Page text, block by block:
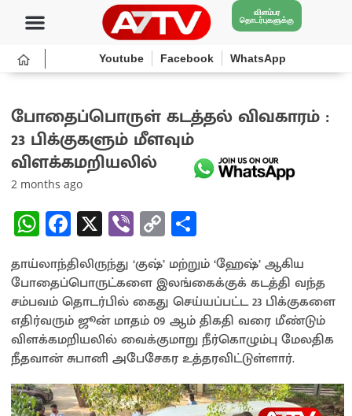
விளம்பர
தொடர்புகளுக்கு
Youtube Facebook WhatsApp
போதைப்பொருள் கடத்தல் விவகாரம் :
23 பிக்குகளும் மீளவும்
விளக்கமறியலில்
2 months ago
W
h
at
sA
p
p
Fa
ce
b
o
o
k
X Vi
b
er
C
o
py
Li
n
k
h
ar
e
தாய்லாந்திலிருந்து ‘குஷ்’ மற்றும் ‘ஹேஷ்’ ஆகிய
போதைப்பொருட்களை இலங்கைக்குக் கடத்தி வந்த
சம்பவம் தொடர்பில் கைது செய்யப்பட்ட 23 பிக்குகளை
எதிர்வரும் ஜூன் மாதம் 09 ஆம் திகதி வரை மீண்டும்
விளக்கமறியலில் வைக்குமாறு நீர்கொழும்பு மேலதிக
நீதவான் சுபானி அபேசேகர உத்தரவிட்டுள்ளார்.